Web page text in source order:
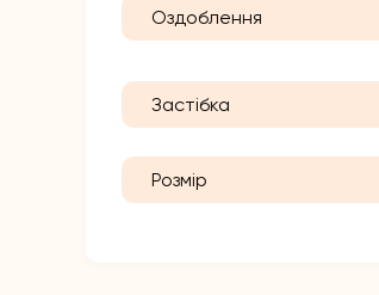
Оздоблення
Застібка
Розмір